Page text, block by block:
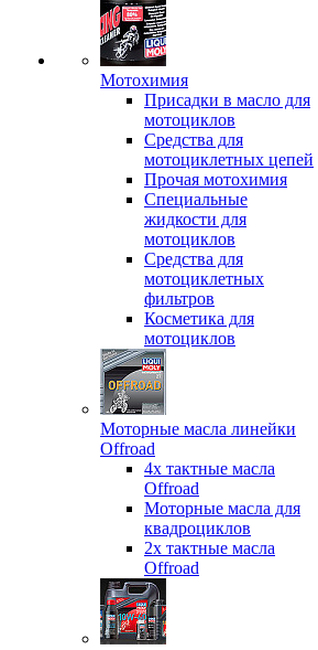
Мотохимия
Присадки в масло для
мотоциклов
Средства для
мотоциклетных цепей
Прочая мотохимия
Специальные
жидкости для
мотоциклов
Средства для
мотоциклетных
фильтров
Косметика для
мотоциклов
Моторные масла линейки
Offroad
4х тактные масла
Offroad
Моторные масла для
квадроциклов
2х тактные масла
Offroad